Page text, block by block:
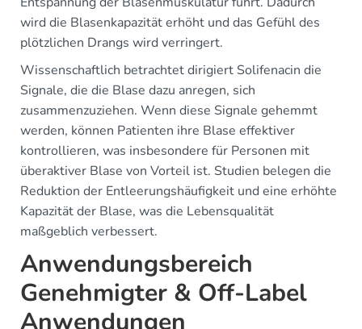
wird die Blasenkapazität erhöht und das Gefühl des
plötzlichen Drangs wird verringert.
Wissenschaftlich betrachtet dirigiert Solifenacin die
Signale, die die Blase dazu anregen, sich
zusammenzuziehen. Wenn diese Signale gehemmt
werden, können Patienten ihre Blase effektiver
kontrollieren, was insbesondere für Personen mit
überaktiver Blase von Vorteil ist. Studien belegen die
Reduktion der Entleerungshäufigkeit und eine erhöhte
Kapazität der Blase, was die Lebensqualität
maßgeblich verbessert.
Anwendungsbereich
Genehmigter & Off-Label
Anwendungen